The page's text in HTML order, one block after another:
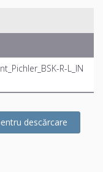
R-L_IN
descărcare